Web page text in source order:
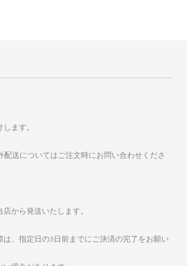
ます。
送についてはご注文時にお問い合わせくださ
から発送いたします。
は、指定日の3日前までにご決済の完了をお願い